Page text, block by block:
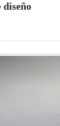
diseño